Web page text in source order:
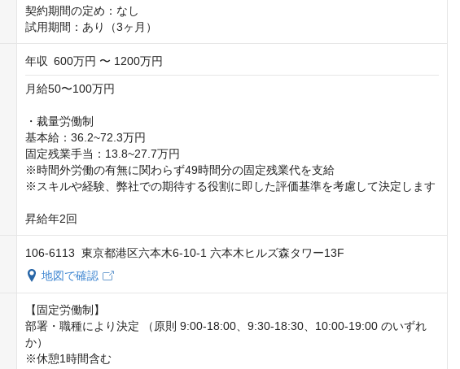
契約期間の定め：なし
試用期間：あり（3ヶ月）
年収 600万円 〜 1200万円
月給50〜100万円
・裁量労働制
基本給：36.2~72.3万円
固定残業手当：13.8~27.7万円
※時間外労働の有無に関わらず49時間分の固定残業代を支給
※スキルや経験、弊社での期待する役割に即した評価基準を考慮して決定します
昇給年2回
106-6113 東京都港区六本木6-10-1 六本木ヒルズ森タワー13F
地図で確認
【固定労働制】
部署・職種により決定 （原則 9:00-18:00、9:30-18:30、10:00-19:00 のいずれ
か）
※休憩1時間含む